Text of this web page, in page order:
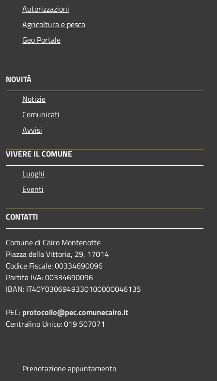
Autorizzazioni
Agricoltura e pesca
Geo Portale
NOVITÀ
Notizie
Comunicati
Avvisi
VIVERE IL COMUNE
Luoghi
Eventi
CONTATTI
Comune di Cairo Montenotte
Piazza della Vittoria, 29, 17014
Codice Fiscale: 00334690096
Partita IVA: 00334690096
IBAN: IT40Y0306949330100000046135
PEC: protocollo@pec.comunecairo.it
Centralino Unico: 019 507071
Prenotazione appuntamento